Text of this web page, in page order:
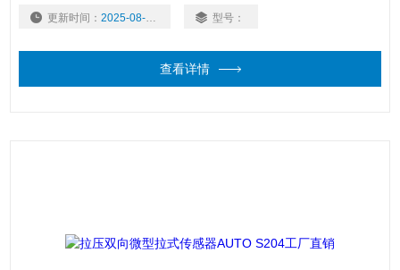
更新时间： 2025-08-05 型号：
查看详情